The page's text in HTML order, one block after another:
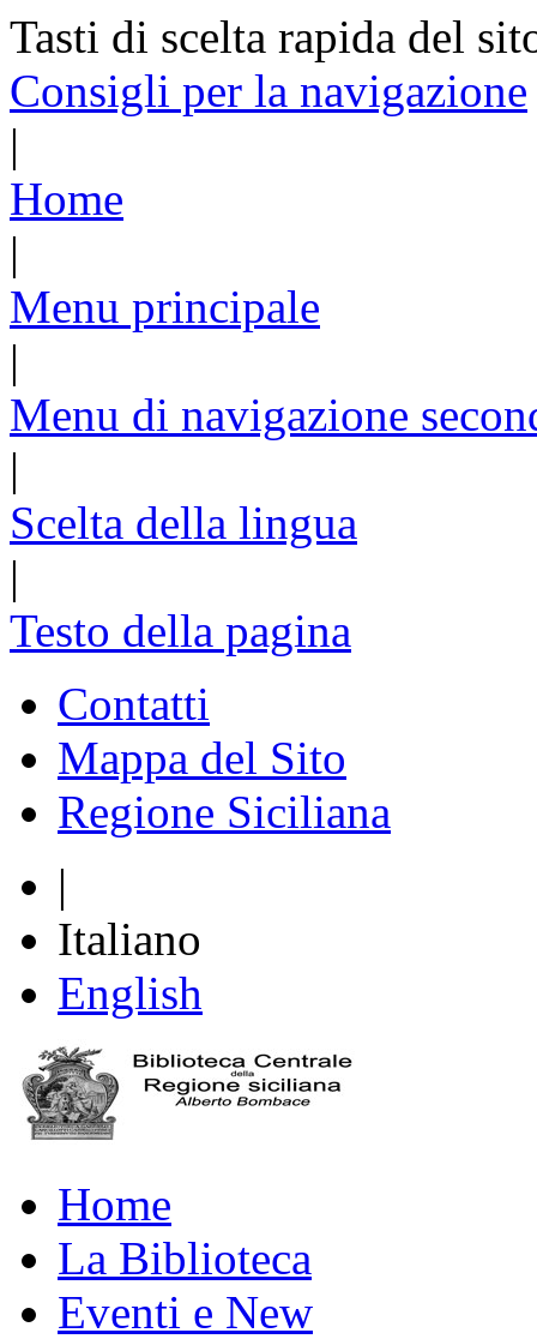
Tasti di scelta rapida del
Consigli per la navigazione
|
Home
|
Menu principale
|
Menu di navigazione
|
Scelta della lingua
|
Testo della pagina
Contatti
Mappa del Sito
Regione Siciliana
|
Italiano
English
Home
La Biblioteca
Eventi e New